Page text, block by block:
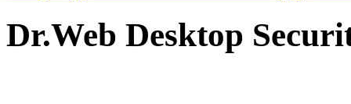
Dr.Web Desktop